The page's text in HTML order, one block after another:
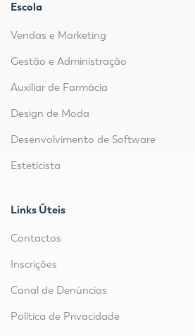
Escola
Vendas e Marketing
Gestão e Administração
Auxiliar de Farmácia
Design de Moda
Desenvolvimento de Software
Esteticista
Links Úteis
Contactos
Inscrições
Canal de Denúncias
Política de Privacidade